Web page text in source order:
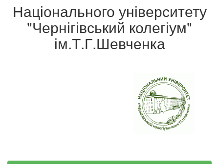
Національного університету
"Чернігівський колегіум"
ім.Т.Г.Шевченка